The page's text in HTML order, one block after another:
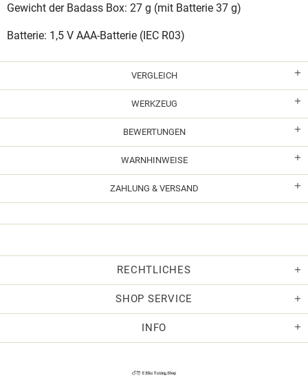
Gewicht der Badass Box: 27 g (mit Batterie 37 g)
Batterie: 1,5 V AAA-Batterie (IEC R03)
VERGLEICH
WERKZEUG
BEWERTUNGEN
WARNHINWEISE
ZAHLUNG & VERSAND
RECHTLICHES
SHOP SERVICE
INFO